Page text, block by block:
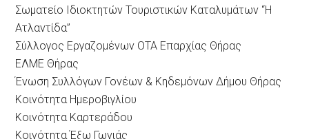
Σωματείο Ιδιοκτητών Τουριστικών Καταλυμάτων “Η
Ατλαντίδα”
Σύλλογος Εργαζομένων ΟΤΑ Επαρχίας Θήρας
ΕΛΜΕ Θήρας
Ένωση Συλλόγων Γονέων & Κηδεμόνων Δήμου Θήρας
Κοινότητα Ημεροβιγλίου
Κοινότητα Καρτεράδου
Κοινότητα Έξω Γωνιάς